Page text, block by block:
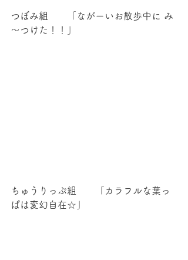
つぼみ組　　「ながーいお散歩中に み
～つけた！！」
ちゅうりっぷ組　　「カラフルな葉っ
ぱは変幻自在☆」